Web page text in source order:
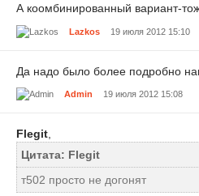
А коомбинированный вариант-
Lazkos 19 июля 2012 15:10
Да надо было более подробно
Admin 19 июля 2012 15:08
Flegit
Цитата: Flegit
т502 просто не догонят